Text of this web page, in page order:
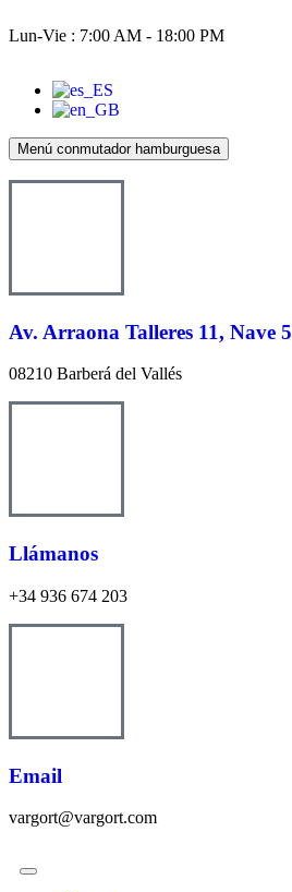
Lun-Vie : 7:00 AM - 18:00 PM
Menú conmutador hamburguesa
Av. Arraona Talleres 11, Nave 5
08210 Barberá del Vallés
Llámanos
+34 936 674 203
Email
vargort@vargort.com